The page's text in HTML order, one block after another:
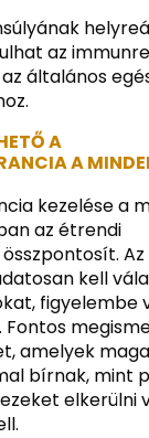
az
általános
A
A
kezelése a
az étrendi
Az
kell
figyelembe
amelyek
bírnak, mint
elkerülni